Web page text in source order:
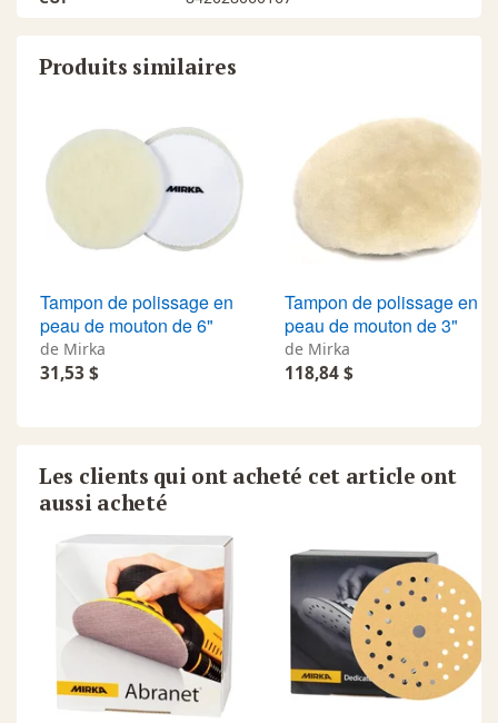
Produits similaires
Tampon de polissage en
peau de mouton de 6"
de Mirka
31,53 $
Tampon de polissage en
peau de mouton de 3"
de Mirka
118,84 $
Les clients qui ont acheté cet article ont
aussi acheté